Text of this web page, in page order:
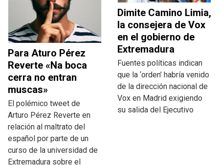
Para Aturo Pérez
Reverte «Na boca
cerra no entran
muscas»
El polémico tweet de
Arturo Pérez Reverte en
relación al maltrato del
español por parte de un
curso de la universidad de
Extremadura sobre el
Dimite Camino Limia,
la consejera de Vox
en el gobierno de
Extremadura
Fuentes políticas indican
que la ‘orden’ habría venido
de la dirección nacional de
Vox en Madrid exigiendo
su salida del Ejecutivo